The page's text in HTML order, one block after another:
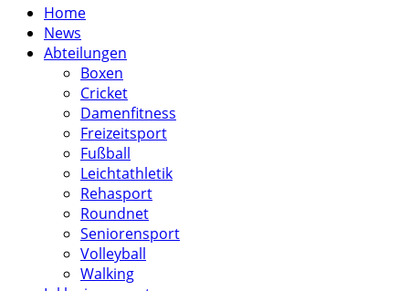
Close
Menu
Home
News
Abteilungen
Boxen
Cricket
Damenfitness
Freizeitsport
Fußball
Leichtathletik
Rehasport
Roundnet
Seniorensport
Volleyball
Walking